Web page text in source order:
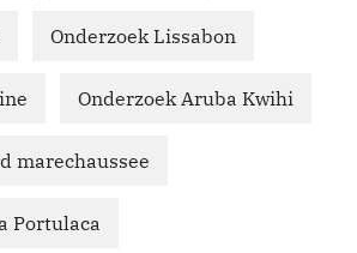
Onderzoek Lissabon
Onderzoek Aruba Kwihi
marechaussee
Portulaca